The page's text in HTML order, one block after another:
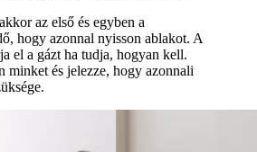
az első és egyben a
hogy azonnal nyisson ablakot. A
el a gázt ha tudja, hogyan kell.
minket és jelezze, hogy azonnali